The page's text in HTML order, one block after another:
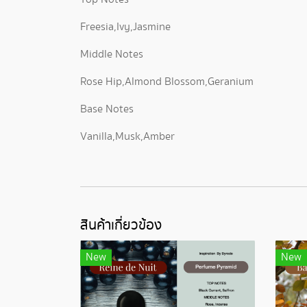
Freesia,Ivy,Jasmine
Middle Notes
Rose Hip,Almond Blossom,Geranium
Base Notes
Vanilla,Musk,Amber
สินค้าเกี่ยวข้อง
New New